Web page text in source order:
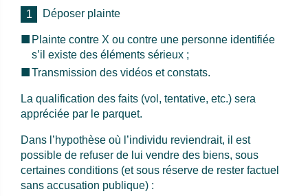
Déposer plainte
Plainte contre X ou contre une personne identifiée
s’il existe des éléments sérieux ;
Transmission des vidéos et constats.
La qualification des faits (vol, tentative, etc.) sera
appréciée par le parquet.
Dans l’hypothèse où l’individu reviendrait, il est
possible de refuser de lui vendre des biens, sous
certaines conditions (et sous réserve de rester factuel
sans accusation publique) :